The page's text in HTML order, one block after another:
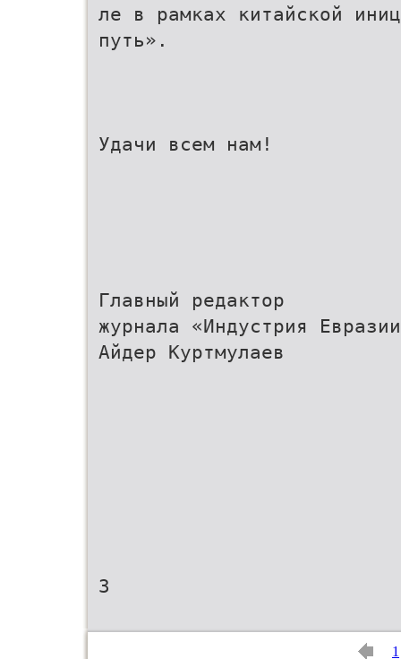
ле в рамках китайской
путь».
Удачи всем нам!
Главный редактор
журнала «Индустрия
Айдер Куртмулаев
3
1